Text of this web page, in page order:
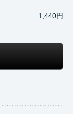
1,440円